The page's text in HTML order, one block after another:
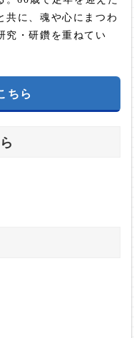
共に、魂や心にまつわ
究・研鑽を重ねてい
ちら